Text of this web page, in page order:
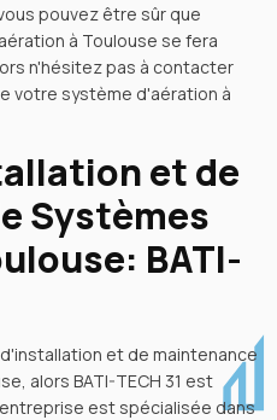
pouvez être sûr que
à Toulouse se fera
n'hésitez pas à contacter
votre système d'aération à
et de
Systèmes
BATI-
et de maintenance
alors BATI-TECH 31 est
est spécialisée dans